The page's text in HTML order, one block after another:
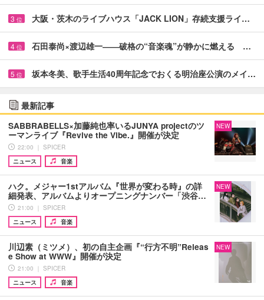
3 位 大阪・茨木のライブハウス「JACK LION」存続支援ライ…
4 位 石田泰尚×渡辺雄一――破格の“音楽魂”が静かに燃える …
5 位 坂本冬美、歌手生活40周年記念でおくる明治座公演のメイ…
最新記事
SABBRABELLS×加藤純也率いるJUNYA projectのツ
ーマンライブ『Revive the Vibe.』開催が決定
22:00 ｜ SPICER
ニュース
音楽
NEW
ハク。メジャー1stアルバム『世界が変わる時』の詳
細発表、アルバムよりオープニングナンバー「渋谷…
21:00 ｜ SPICER
ニュース
音楽
NEW
川辺素（ミツメ）、初の自主企画『“行方不明”Releas
e Show at WWW』開催が決定
21:00 ｜ SPICER
ニュース
音楽
NEW